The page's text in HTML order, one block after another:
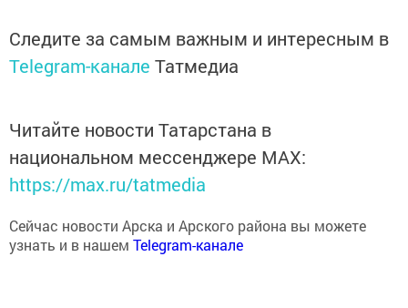
Следите за самым важным и интересным в
Telegram-канале Татмедиа
Читайте новости Татарстана в
национальном мессенджере MАХ:
https://max.ru/tatmedia
Сейчас новости Арска и Арского района вы можете
узнать и в нашем Telegram-канале